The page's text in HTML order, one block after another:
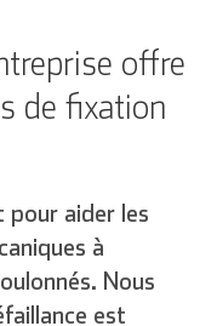
offre
de fixation
pour aider les
à
Nous
est